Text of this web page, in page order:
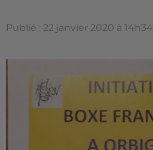
Publié : 22 janvier 2020 à 14h34